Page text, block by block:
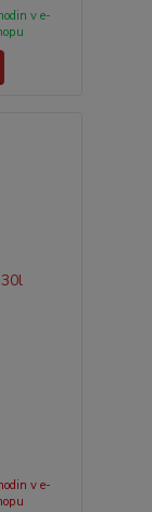
v e-
v e-